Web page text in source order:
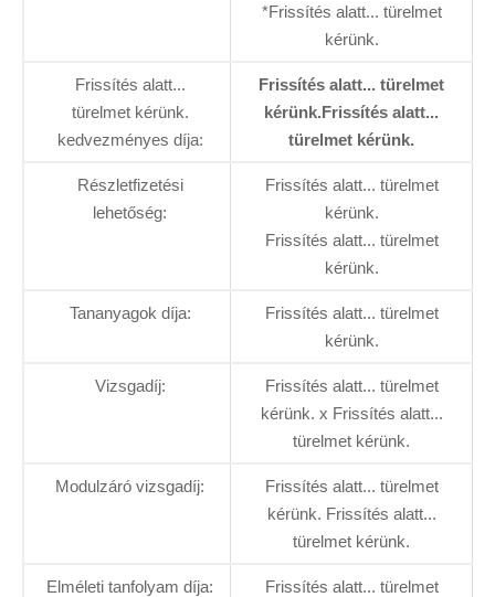
*Frissítés alatt... türelmet
kérünk.
Frissítés alatt...
türelmet kérünk.
kedvezményes díja:
Frissítés alatt... türelmet
kérünk.Frissítés alatt...
türelmet kérünk.
Részletfizetési
lehetőség:
Frissítés alatt... türelmet
kérünk.
Frissítés alatt... türelmet
kérünk.
Tananyagok díja:
Frissítés alatt... türelmet
kérünk.
Vizsgadíj:
Frissítés alatt... türelmet
kérünk. x Frissítés alatt...
türelmet kérünk.
Modulzáró vizsgadíj:
Frissítés alatt... türelmet
kérünk. Frissítés alatt...
türelmet kérünk.
Elméleti tanfolyam díja:
Frissítés alatt... türelmet